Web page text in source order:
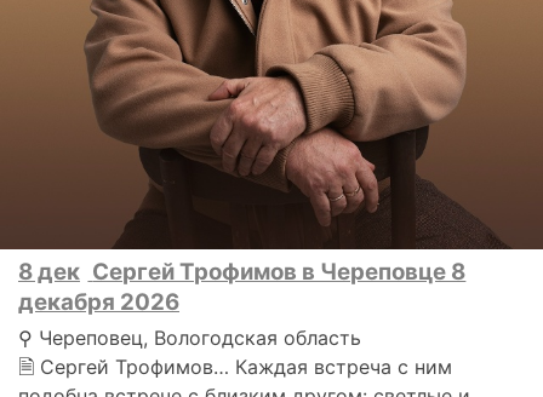
8 дек Сергей Трофимов в Череповце 8
декабря 2026
⚲ Череповец, Вологодская область
🗎 Сергей Трофимов… Каждая встреча с ним